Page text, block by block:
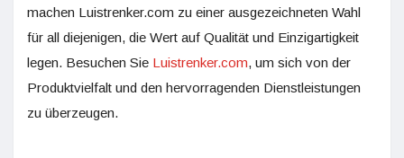
machen Luistrenker.com zu einer ausgezeichneten Wahl
für all diejenigen, die Wert auf Qualität und Einzigartigkeit
legen. Besuchen Sie Luistrenker.com, um sich von der
Produktvielfalt und den hervorragenden Dienstleistungen
zu überzeugen.